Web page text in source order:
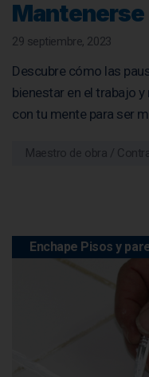
Mantenerse
29 septiembre, 2023
Descubre cómo las
bienestar en el trabajo
con tu mente para ser
Maestro de obra /
Enchape Pisos y